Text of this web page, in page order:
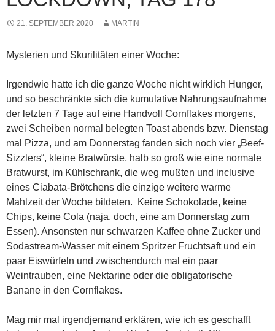
21. SEPTEMBER 2020 MARTIN
Mysterien und Skurilitäten einer Woche:
Irgendwie hatte ich die ganze Woche nicht wirklich Hunger,
und so beschränkte sich die kumulative Nahrungsaufnahme
der letzten 7 Tage auf eine Handvoll Cornflakes morgens,
zwei Scheiben normal belegten Toast abends bzw. Dienstag
mal Pizza, und am Donnerstag fanden sich noch vier „Beef-
Sizzlers“, kleine Bratwürste, halb so groß wie eine normale
Bratwurst, im Kühlschrank, die weg mußten und inclusive
eines Ciabata-Brötchens die einzige weitere warme
Mahlzeit der Woche bildeten. Keine Schokolade, keine
Chips, keine Cola (naja, doch, eine am Donnerstag zum
Essen). Ansonsten nur schwarzen Kaffee ohne Zucker und
Sodastream-Wasser mit einem Spritzer Fruchtsaft und ein
paar Eiswürfeln und zwischendurch mal ein paar
Weintrauben, eine Nektarine oder die obligatorische
Banane in den Cornflakes.
Mag mir mal irgendjemand erklären, wie ich es geschafft